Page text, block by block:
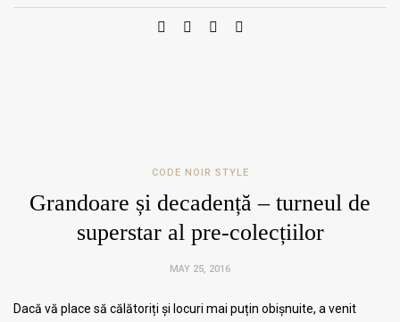
CODE NOIR STYLE
Grandoare și decadență – turneul de
superstar al pre-colecțiilor
MAY 25, 2016
Dacă vă place să călătoriți și locuri mai puțin obișnuite, a venit